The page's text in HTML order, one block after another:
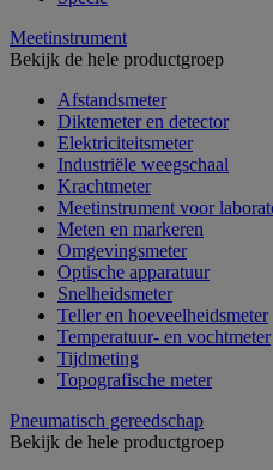
Meetinstrument
Bekijk de hele productgroep
Afstandsmeter
Diktemeter en detector
Elektriciteitsmeter
Industriële weegschaal
Krachtmeter
Meetinstrument voor
Meten en markeren
Omgevingsmeter
Optische apparatuur
Snelheidsmeter
Teller en hoeveelheidsmeter
Temperatuur- en vochtmeter
Tijdmeting
Topografische meter
Pneumatisch gereedschap
Bekijk de hele productgroep